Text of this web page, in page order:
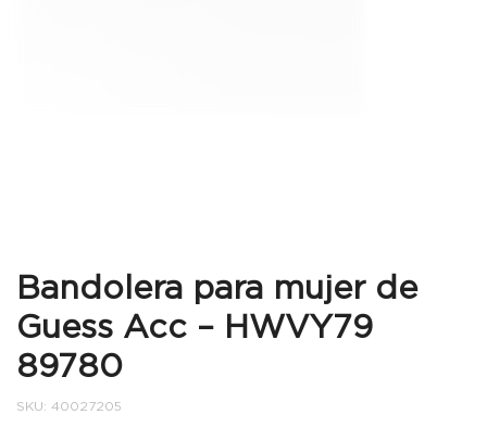
Bandolera para mujer de
Guess Acc – HWVY79
89780
SKU: 40027205